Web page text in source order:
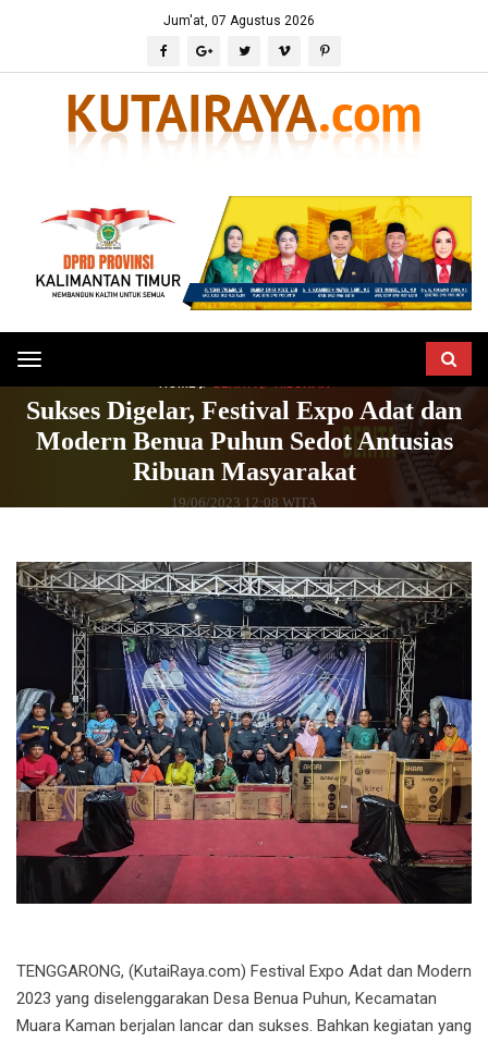
Jum'at, 07 Agustus 2026
Toggle
navigation
Sukses Digelar, Festival Expo Adat dan
Modern Benua Puhun Sedot Antusias
Ribuan Masyarakat
19/06/2023 12:08 WITA
TENGGARONG, (KutaiRaya.com) Festival Expo Adat dan Modern
2023 yang diselenggarakan Desa Benua Puhun, Kecamatan
Muara Kaman berjalan lancar dan sukses. Bahkan kegiatan yang